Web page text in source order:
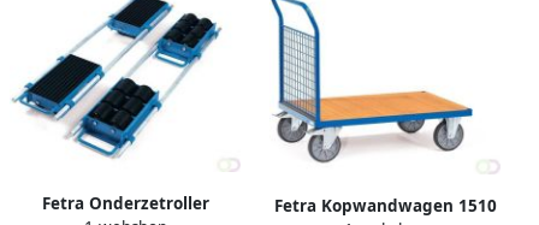
Fetra Onderzetroller
Fetra Kopwandwagen 1510